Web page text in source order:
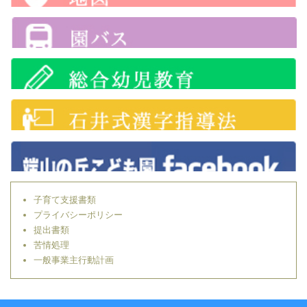
子育て支援書類
プライバシーポリシー
提出書類
苦情処理
一般事業主行動計画